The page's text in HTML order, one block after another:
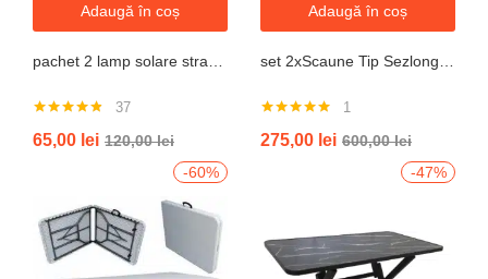
Adaugă în coș
pachet 2 lamp solare stradale 2×160 de leduri, senzor de miscare
4.76din 5
37
65,00 lei 120,00lei
Adaugă în coș
set 2xScaune Tip Sezlong Pliabil Gravitatie Zero Pentru Terasa, Gradina Sau Plaja , Tetiera, Suport Bauturi, Reglabil, Negru
5.00din 5
1
275,00 lei 600,00lei
-60%
-47%